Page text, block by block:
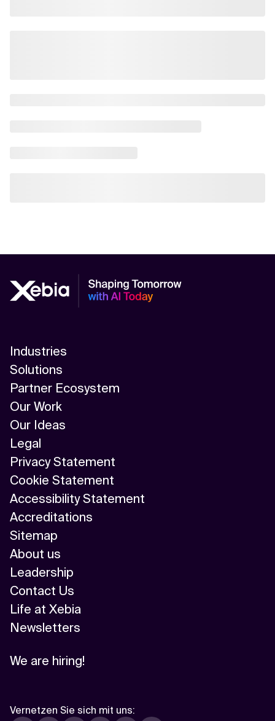
Industries
Solutions
Partner Ecosystem
Our Work
Our Ideas
Legal
Privacy Statement
Cookie Statement
Accessibility Statement
Accreditations
Sitemap
About us
Leadership
Contact Us
Life at Xebia
Newsletters
We are hiring!
Vernetzen Sie sich mit uns: